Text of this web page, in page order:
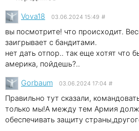
Vova18 03.06.2024 15:49 #
вы посмотрите! что происходит.
заигрывает с бандитами.
нет дать отпор.. так еще хотят что
америка, пойдешь?..
Gorbaum 03.06.2024 17:04 #
Правильно тут сказали,
только мы!А между тем Армия
обеспечивать защиту